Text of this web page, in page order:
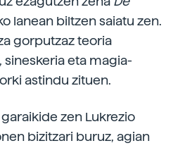
lanean biltzen saiatu zen.
gorputzaz teoria
eta magia-
astindu zituen.
zen Lukrezio
bizitzari buruz, agian